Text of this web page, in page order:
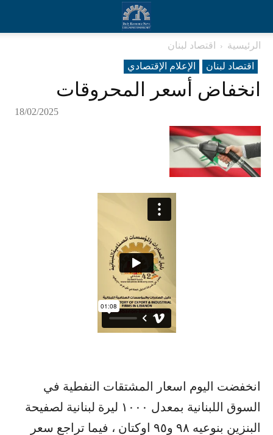
الرئيسية
اقتصاد لبنان
اقتصاد لبنان
الإعلام الإقتصادي
انخفاض أسعر المحروقات
18/02/2025
انخفضت اليوم اسعار المشتقات النفطية في
السوق اللبنانية بمعدل ١٠٠٠ ليرة لبنانية لصفيحة
البنزين بنوعيه ٩٨ و٩٥ اوكتان ، فيما تراجع سعر